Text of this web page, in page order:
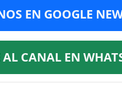
EN GOOGLE
AL CANAL EN